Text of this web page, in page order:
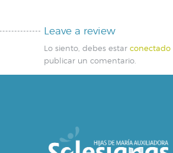
Leave a review
Lo siento, debes estar conectado
publicar un comentario.